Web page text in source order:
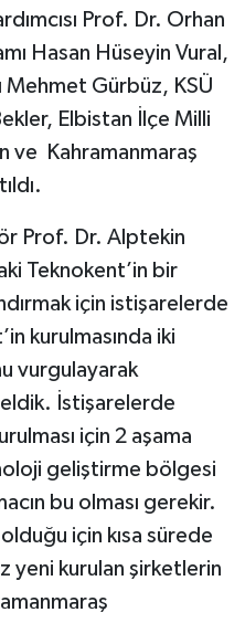
Prof. Dr. Orhan
Hasan Hüseyin Vural,
Mehmet Gürbüz, KSÜ
Elbistan İlçe Milli
ve Kahramanmaraş
Prof. Dr. Alptekin
Teknokent’in bir
için istişarelerde
kurulmasında iki
vurgulayarak
İstişarelerde
için 2 aşama
geliştirme bölgesi
bu olması gerekir.
için kısa sürede
yeni kurulan şirketlerin